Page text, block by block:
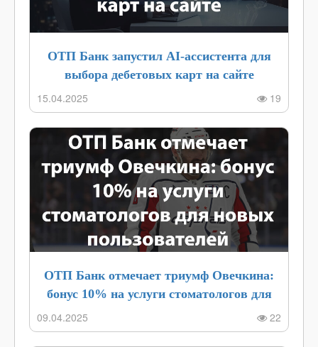
ОТП Банк запустил AI-ассистента для
выбора дебетовых карт на сайте
15.04.2025
19
ОТП Банк отмечает триумф Овечкина:
бонус 10% на услуги стоматологов для
09.04.2025 22